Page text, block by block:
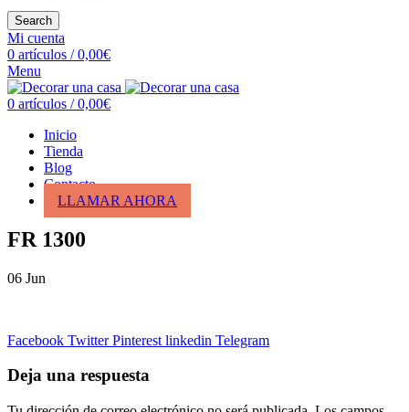
Search
Mi cuenta
0 artículos / 0,00€
Menu
0 artículos / 0,00€
Inicio
Tienda
Blog
Contacto
LLAMAR AHORA
FR 1300
06 Jun
Facebook Twitter Pinterest linkedin Telegram
Deja una respuesta